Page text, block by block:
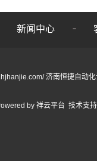
新闻中心
济南恒捷自动
by 祥云平台 技术支持